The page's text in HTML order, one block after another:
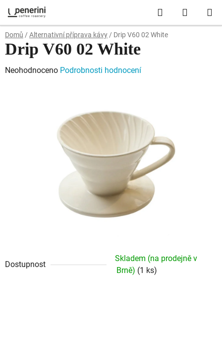
na
obsah
Hledat
KOŠÍK
Domů / Alternativní příprava kávy / Drip V60 02 White
Dostupnost
Skladem (na prodejně v
Brně) (1 ks)
Drip V60 02 White
Průměrné
Neohodnoceno Podrobnosti hodnocení